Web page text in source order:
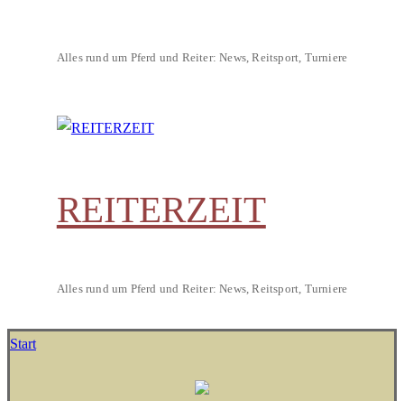
Alles rund um Pferd und Reiter: News, Reitsport, Turniere
REITERZEIT
Alles rund um Pferd und Reiter: News, Reitsport, Turniere
Start